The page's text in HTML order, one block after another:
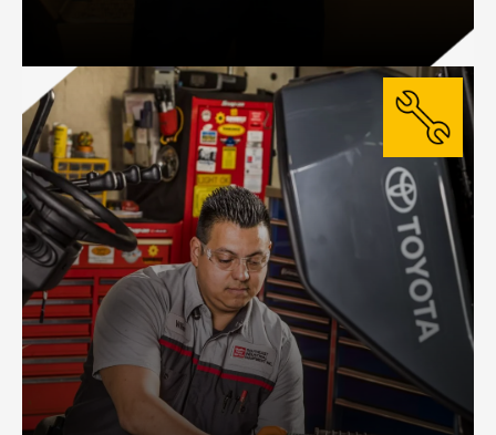
VENTA DE MONTACARGAS Y
EQUIPOS
Equipos seminuevos de las mejores marcas